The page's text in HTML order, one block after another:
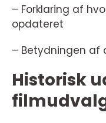
– Forklaring af
opdateret
– Betydningen af
Historisk